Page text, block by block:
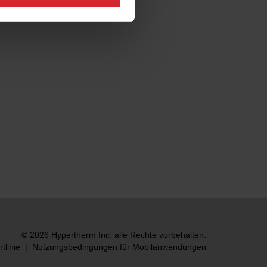
© 2026 Hypertherm Inc. alle Rechte vorbehalten.
| Nutzungsbedingungen für Mobilanwendungen